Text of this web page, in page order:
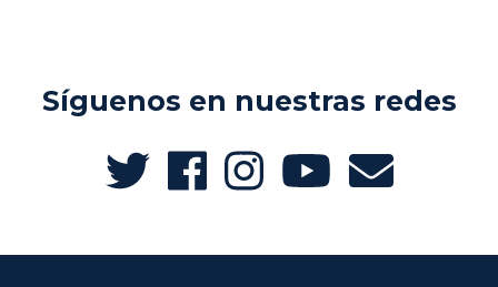
Síguenos en nuestras redes